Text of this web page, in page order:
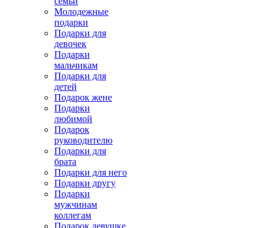
Молодежные
подарки
Подарки для
девочек
Подарки
мальчикам
Подарки для
детей
Подарок жене
Подарки
любимой
Подарок
руководителю
Подарки для
брата
Подарки для него
Подарки другу
Подарки
мужчинам
коллегам
Подарок девушке